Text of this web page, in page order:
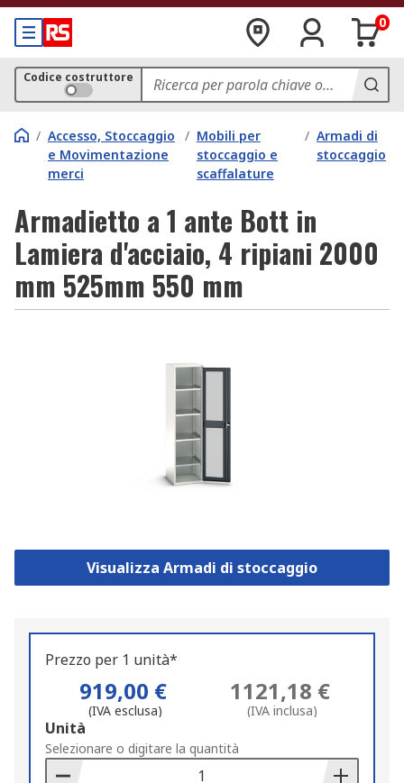
0
Codice costruttore
/ Accesso, Stoccaggio
e Movimentazione
merci
/ Mobili per
stoccaggio e
scaffalature
/ Armadi di
stoccaggio
Armadietto a 1 ante Bott in
Lamiera d'acciaio, 4 ripiani 2000
mm 525mm 550 mm
Visualizza Armadi di stoccaggio
Prezzo per 1 unità*
919,00 €
(IVA esclusa)
1121,18 €
(IVA inclusa)
Add
to
Basket
Unità
Selezionare o digitare la quantità